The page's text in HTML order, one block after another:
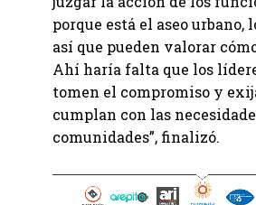
porque está el aseo urbano,
así que pueden valorar
Ahí haría falta que los
tomen el compromiso y
cumplan con las
comunidades”, finalizó.